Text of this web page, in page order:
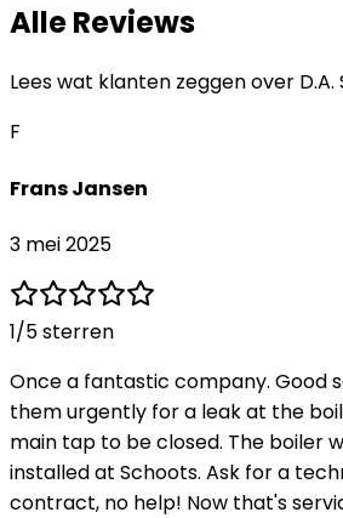
Alle Reviews
Lees wat klanten zeggen over
F
Frans Jansen
3 mei 2025
1/5 sterren
Once a fantastic company. Good
them urgently for a leak at the
main tap to be closed. The boiler
installed at Schoots. Ask for a
contract, no help! Now that's